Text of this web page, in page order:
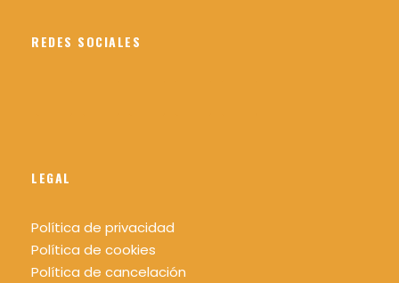
REDES SOCIALES
LEGAL
Política de privacidad
Política de cookies
Política de cancelación